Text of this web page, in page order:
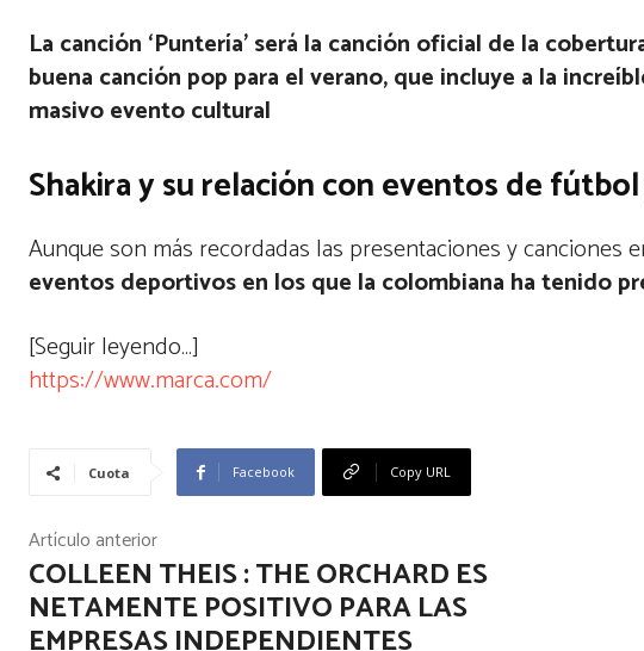
La canción ‘Puntería’ será la canción oficial de la
buena canción pop para el verano, que incluye a la
masivo evento cultural
Shakira y su relación con eventos de
Aunque son más recordadas las presentaciones y canciones
eventos deportivos en los que la colombiana ha tenido
[Seguir leyendo…]
https://www.marca.com/
Cuota Facebook Copy URL
Artículo anterior
COLLEEN THEIS : THE ORCHARD ES
NETAMENTE POSITIVO PARA LAS